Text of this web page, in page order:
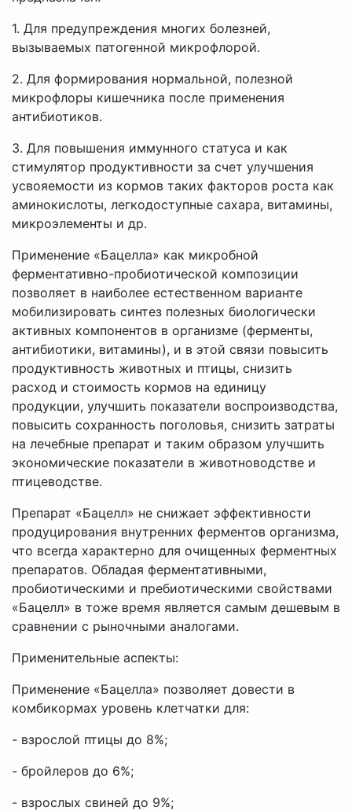
1. Для предупреждения многих болезней,
вызываемых патогенной микрофлорой.
2. Для формирования нормальной, полезной
микрофлоры кишечника после применения
антибиотиков.
3. Для повышения иммунного статуса и как
стимулятор продуктивности за счет улучшения
усвояемости из кормов таких факторов роста как
аминокислоты, легкодоступные сахара, витамины,
микроэлементы и др.
Применение «Бацелла» как микробной
ферментативно-пробиотической композиции
позволяет в наиболее естественном варианте
мобилизировать синтез полезных биологически
активных компонентов в организме (ферменты,
антибиотики, витамины), и в этой связи повысить
продуктивность животных и птицы, снизить
расход и стоимость кормов на единицу
продукции, улучшить показатели воспроизводства,
повысить сохранность поголовья, снизить затраты
на лечебные препарат и таким образом улучшить
экономические показатели в животноводстве и
птицеводстве.
Препарат «Бацелл» не снижает эффективности
продуцирования внутренних ферментов организма,
что всегда характерно для очищенных ферментных
препаратов. Обладая ферментативными,
пробиотическими и пребиотическими свойствами
«Бацелл» в тоже время является самым дешевым в
сравнении с рыночными аналогами.
Применительные аспекты:
Применение «Бацелла» позволяет довести в
комбикормах уровень клетчатки для:
- взрослой птицы до 8%;
- бройлеров до 6%;
- взрослых свиней до 9%;